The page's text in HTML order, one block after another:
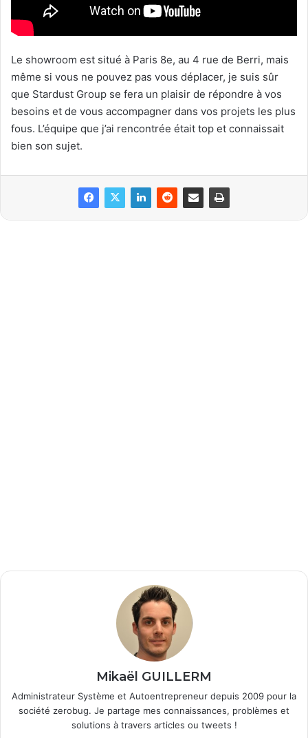
Le showroom est situé à Paris 8e, au 4 rue de Berri, mais
même si vous ne pouvez pas vous déplacer, je suis sûr
que Stardust Group se fera un plaisir de répondre à vos
besoins et de vous accompagner dans vos projets les plus
fous. L’équipe que j’ai rencontrée était top et connaissait
bien son sujet.
Mikaël GUILLERM
Administrateur Système et Autoentrepreneur depuis 2009 pour la
société zerobug. Je partage mes connaissances, problèmes et
solutions à travers articles ou tweets !